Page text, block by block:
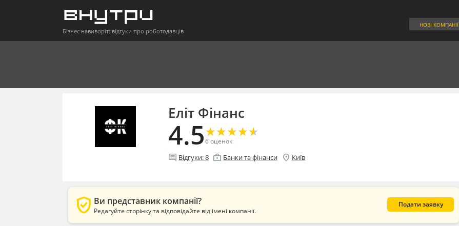
Бізнес навиворіт: відгуки про роботодавців
НОВІ КОМПАНІЇ
Еліт Фінанс
4.5★
★★
★★
★★
★★
★
6оценок
comment Відгуки:8 enterprise Банки та фінанси location_on Київ
verified_user Ви представник компанії?
Редагуйте сторінку та відповідайте від імені компанії.
Подати заявку